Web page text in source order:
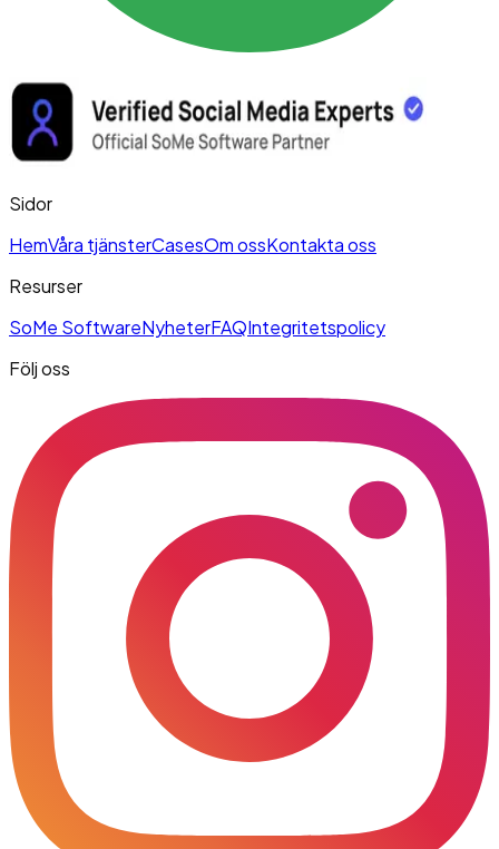
Sidor
HemVåra tjänsterCasesOm ossKontakta oss
Resurser
SoMe SoftwareNyheterFAQIntegritetspolicy
Följ oss